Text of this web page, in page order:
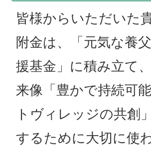
皆様からいただいた
附金は、「元気な養
援基金」に積み立て
来像「豊かで持続可
トヴィレッジの共創
するために大切に使